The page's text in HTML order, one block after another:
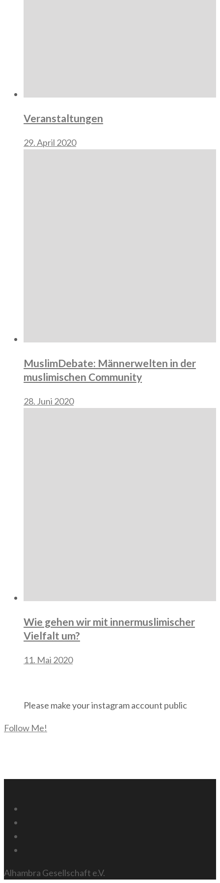
Veranstaltungen
29. April 2020
MuslimDebate: Männerwelten in der
muslimischen Community
28. Juni 2020
Wie gehen wir mit innermuslimischer
Vielfalt um?
11. Mai 2020
Please make your instagram account public
Follow Me!
Alhambra Gesellschaft e.V.